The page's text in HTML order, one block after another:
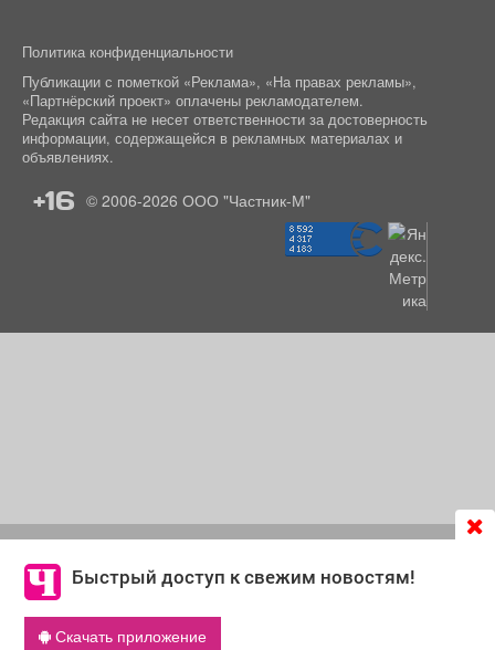
Быстрый доступ к свежим новостям!
Скачать приложение
согласие на обработку файлов cookie, которые
обеспечивают корректную работу сайта и сбора
информации для улучшения качества сервисов.
Что такое cookie
Политика конфиденциальности
Публикации с пометкой «Реклама», «На правах рекламы»,
«Партнёрский проект» оплачены рекламодателем.
Редакция сайта не несет ответственности за достоверность
информации, содержащейся в рекламных материалах и
объявлениях.
+16 © 2006-2026 ООО "Частник-М"